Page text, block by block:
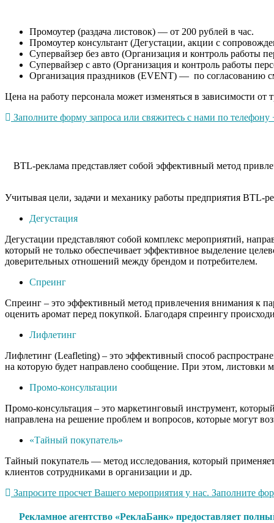
Промоутер (раздача листовок) — от 200 рублей в час.
Промоутер консультант (Дегустации, акции с
Супервайзер без авто (Организация и контроль работы
Супервайзер с авто (Организация и контроль работы
Организация праздников (EVENT) — по согласованию
Цена на работу персонала может изменяться в зависимости
Заполните форму запроса или свяжитесь с нами по
BTL-реклама представляет собой эффективный метод
Учитывая цели, задачи и механику работы предприятия BTL-
Дегустация
Дегустации представляют собой комплекс мероприятий,
который не только обеспечивает эффективное выделение
доверительных отношений между брендом и потребителем.
Спреинг
Спреинг – это эффективный метод привлечения внимания к
оценить аромат перед покупкой. Благодаря спреингу
Лифлетинг
Лифлетинг (Leafleting) – это эффективный способ
на которую будет направлено сообщение. При этом, листовки
Промо-консультации
Промо-консультация – это маркетинговый инструмент,
направлена на решение проблем и вопросов, которые могут
«Тайный покупатель»
Тайный покупатель — метод исследования, который
клиентов сотрудниками в организации и др.
Запросите просчет Вашего мероприятия у нас. Заполните
Рекламное агентство «РеклаБанк» предоставляет